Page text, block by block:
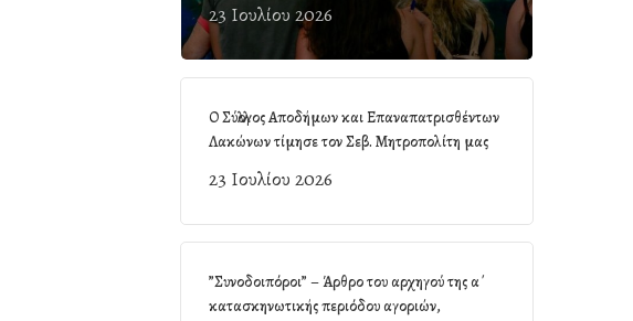
23 Ιουλίου 2026
Ο Σύλλογος Αποδήμων και Επαναπατρισθέντων
Λακώνων τίμησε τον Σεβ. Μητροπολίτη μας
23 Ιουλίου 2026
”Συνοδοιπόροι” – Άρθρο του αρχηγού της α΄
κατασκηνωτικής περιόδου αγοριών,